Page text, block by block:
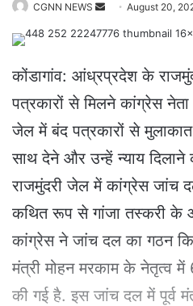
CGNN NEWS
e
a
n
e
a
i
August 20,
कोंडागांव: आंध्रप्रदेश के
पत्रकारों से मिलने कांग्रेस
जेल में बंद पत्रकारों से
साथ देने और उन्हें न्याय दिलाने
राजमुंदरी जेल में कांग्रेस जांच
कथित रूप से गांजा तस्करी के
कांग्रेस ने जांच दल का गठन
मंत्री मोहन मरकाम के नेतृत्व
की गई है. इस जांच दल में पूर्व